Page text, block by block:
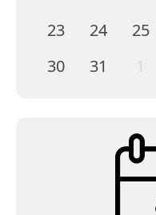
23
24 25
30
31 1